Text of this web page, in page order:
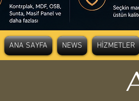
ANA SAYFA NEWS HİZMETLER